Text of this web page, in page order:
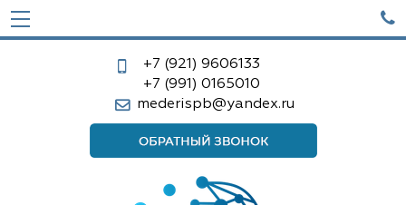

+7 (921) 9606133
+7 (991) 0165010
mederispb@yandex.ru